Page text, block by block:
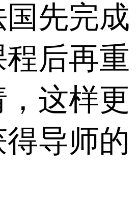
先完成
后再重
这样更
导师的